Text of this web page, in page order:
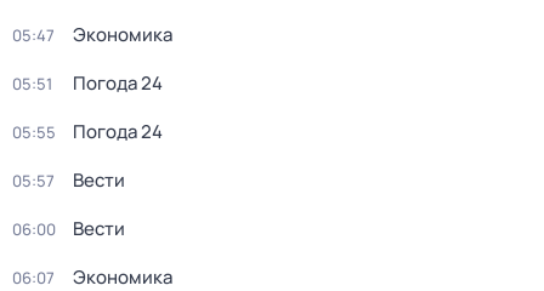
05:47 Экономика
05:51 Погода 24
05:55 Погода 24
05:57 Вести
06:00 Вести
06:07 Экономика